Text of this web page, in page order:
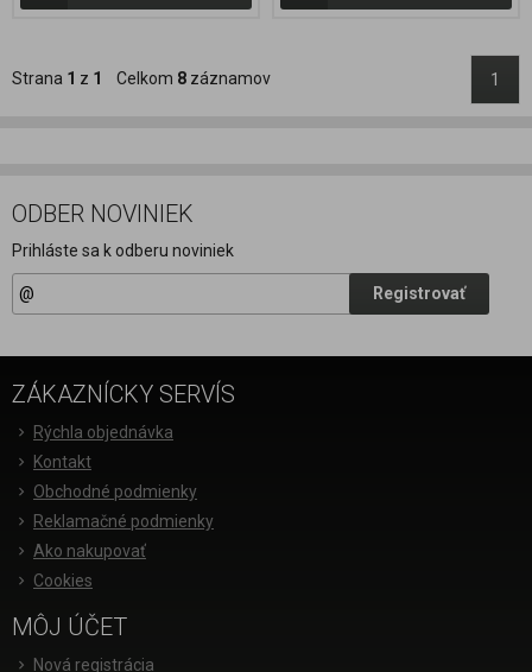
Strana 1 z 1 Celkom 8 záznamov 1
ODBER NOVINIEK
Prihláste sa k odberu noviniek
Registrovať
ZÁKAZNÍCKY SERVÍS
Rýchla objednávka
Kontakt
Obchodné podmienky
Reklamačné podmienky
Ako nakupovať
Cookies
MÔJ ÚČET
Nová registrácia